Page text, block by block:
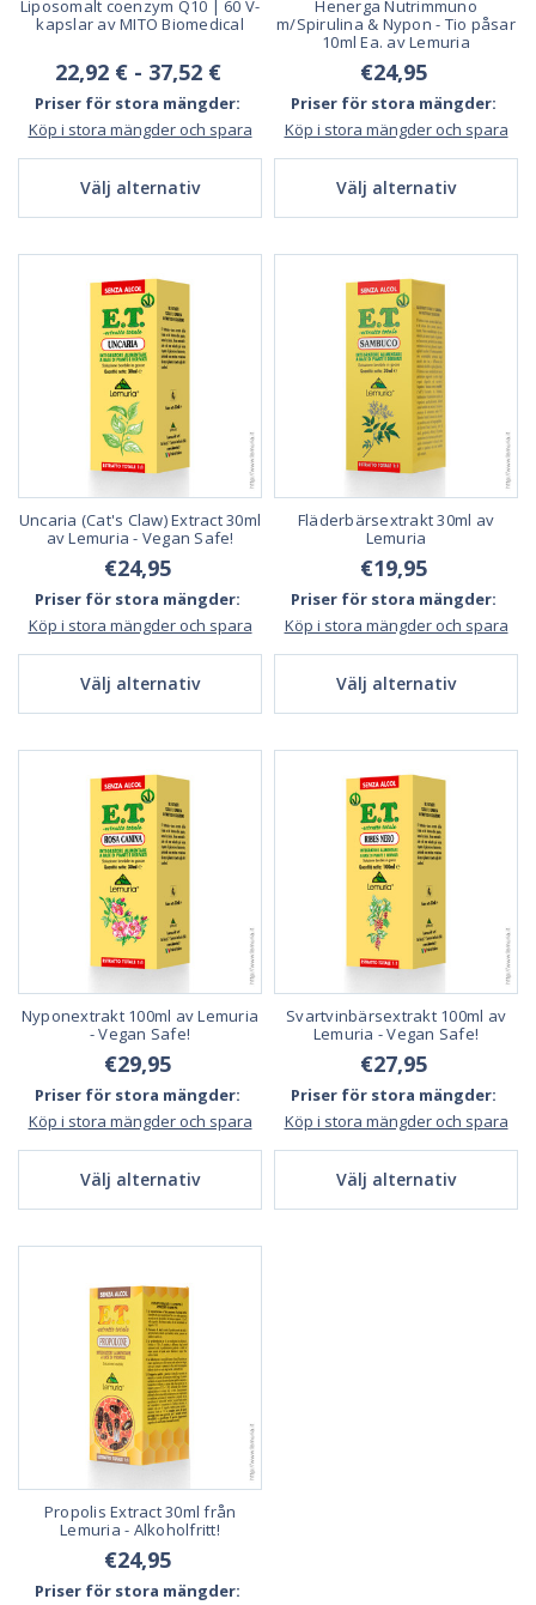
Liposomalt coenzym Q10 | 60 V-
kapslar av MITO Biomedical
22,92 € - 37,52 €
Priser för stora mängder:
Köp i stora mängder och spara
Välj alternativ
Henerga Nutrimmuno
m/Spirulina & Nypon - Tio påsar
10ml Ea. av Lemuria
€24,95
Priser för stora mängder:
Köp i stora mängder och spara
Välj alternativ
Uncaria (Cat's Claw) Extract 30ml
av Lemuria - Vegan Safe!
€24,95
Priser för stora mängder:
Köp i stora mängder och spara
Välj alternativ
Fläderbärsextrakt 30ml av
Lemuria
€19,95
Priser för stora mängder:
Köp i stora mängder och spara
Välj alternativ
Nyponextrakt 100ml av Lemuria
- Vegan Safe!
€29,95
Priser för stora mängder:
Köp i stora mängder och spara
Välj alternativ
Svartvinbärsextrakt 100ml av
Lemuria - Vegan Safe!
€27,95
Priser för stora mängder:
Köp i stora mängder och spara
Välj alternativ
Propolis Extract 30ml från
Lemuria - Alkoholfritt!
€24,95
Priser för stora mängder: